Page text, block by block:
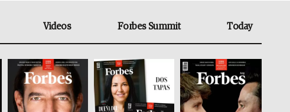
Videos Forbes Summit Today